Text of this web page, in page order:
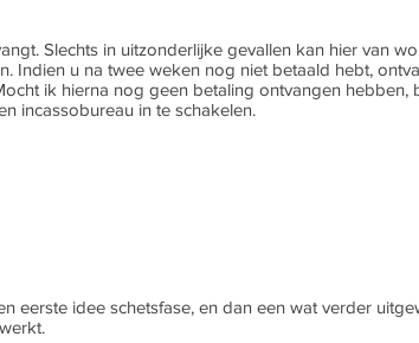
Slechts in uitzonderlijke gevallen kan hier van
Indien u na twee weken nog niet betaald hebt,
ik hierna nog geen betaling ontvangen hebben,
incassobureau in te schakelen.
eerste idee schetsfase, en dan een wat verder